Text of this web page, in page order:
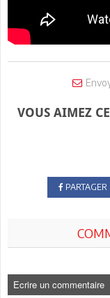
VOUS AIMEZ
PARTAGER
Ecrire un commentaire